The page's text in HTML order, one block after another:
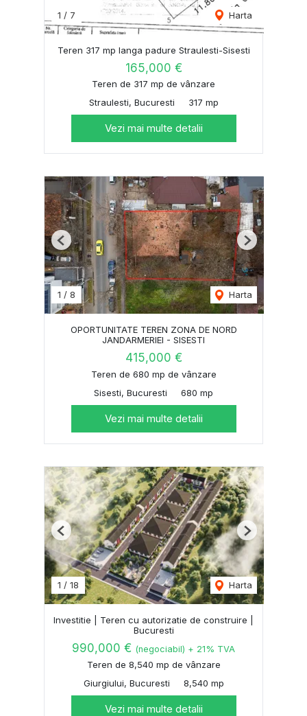
1 / 7 Harta
Teren 317 mp langa padure Straulesti-Sisesti
165,000 €
Teren de 317 mp de vânzare
Straulesti, Bucuresti
317 mp
Vezi mai multe detalii
1 / 8 Harta
Previous Next
OPORTUNITATE TEREN ZONA DE NORD
JANDARMERIEI - SISESTI
415,000 €
Teren de 680 mp de vânzare
Sisesti, Bucuresti
680 mp
Vezi mai multe detalii
1 / 18 Harta
Previous Next
Investitie | Teren cu autorizatie de construire |
Bucuresti
990,000 € (negociabil) + 21% TVA
Teren de 8,540 mp de vânzare
Giurgiului, Bucuresti
8,540 mp
Vezi mai multe detalii